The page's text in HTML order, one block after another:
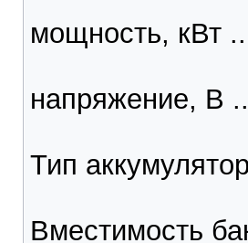
мощность, кВт
напряжение, В
Тип
Вместимость